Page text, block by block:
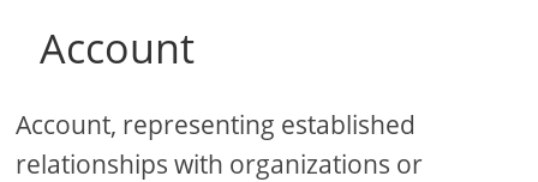
Account
Account, representing established
relationships with organizations or